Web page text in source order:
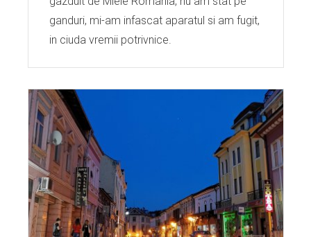
ganduri, mi-am infascat aparatul si am fugit,
in ciuda vremii potrivnice.